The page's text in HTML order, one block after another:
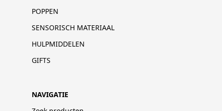
POPPEN
SENSORISCH MATERIAAL
HULPMIDDELEN
GIFTS
NAVIGATIE